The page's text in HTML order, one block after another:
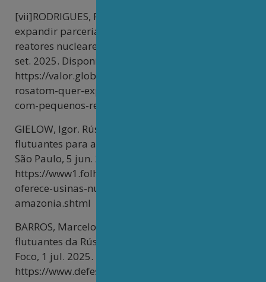
[vii]RODRIGUES, Robson. Russa Rosatom quer
expandir parceria com Brasil com pequenos
reatores nucleares. Valor Econômico, Moscou, 25
set. 2025. Disponível em:
https://valor.globo.com/empresas/noticia/2025/09/
rosatom-quer-expandir-parceria-com-brasil-
com-pequenos-reatores-nucleares.ghtml
GIELOW, Igor. Rússia oferece usinas nucleares
flutuantes para a Amazônia. Folha de S. Paulo,
São Paulo, 5 jun. 2025. Disponível em:
https://www1.folha.uol.com.br/mercado/2025/06/
oferece-usinas-nucleares-flutuantes-para-a-
amazonia.shtml
BARROS, Marcelo. Brasil avalia usinas nucleares
flutuantes da Rússia para a Amazônia. Defesa em
Foco, 1 jul. 2025. Disponível em:
https://www.defesaemfoco.com.br/brasil-avalia-